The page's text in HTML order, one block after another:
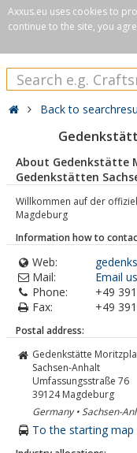
Axxus.eu uses cookies to
continue to the site, you
Back to
About Gedenkstätte
Gedenkstätten
Willkommen auf der
Magdeburg
Information how to
Web:
Mail:
Email
Phone:
+49
Fax:
+49
Postal address:
Gedenkstätte
Sachsen-Anhalt
Umfassungsstraße 76
39124 Magdeburg
Germany • Sachsen-
To the starting